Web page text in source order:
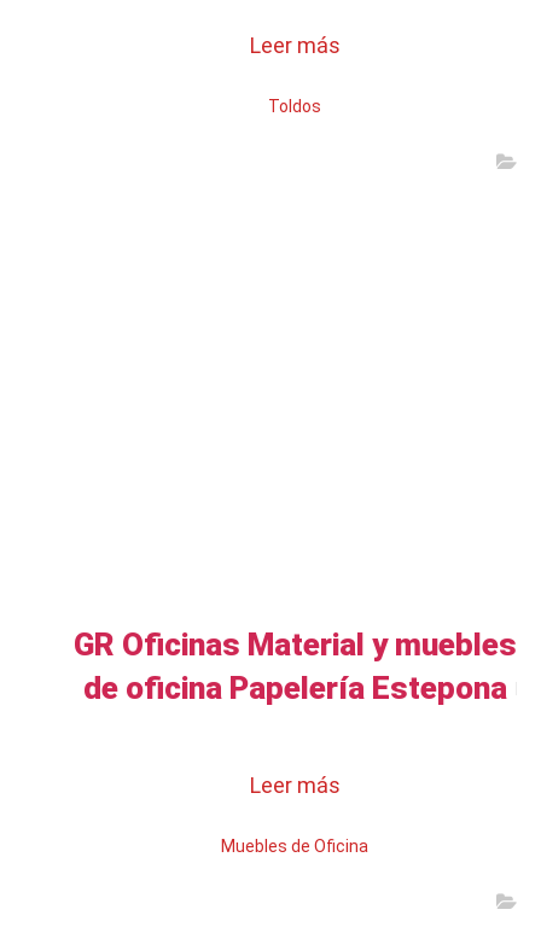
Leer más
Toldos
GR Oficinas Material y muebles
de oficina Papelería Estepona
Leer más
Muebles de Oficina